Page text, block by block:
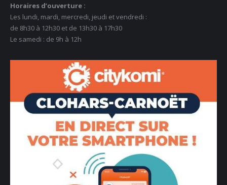
Horaires d’ouverture :
Les lundi, mardi, mercredi, jeudi et vendredi :
de 8h30 à 12h30 et de 13h30 à 17h30
Le samedi : de 9h à 12h